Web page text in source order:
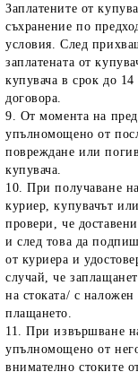
Заплатените от
съхранение по
условия. След
заплатената от
купувача в срок до
договора.
9. От момента на
упълномощено от
повреждане или
купувача.
10. При получаване
куриер, купувачът
провери, че
и след това да
от куриера и
случай, че
на стоката/ с
плащането.
11. При извършване
упълномощено от
внимателно стоките